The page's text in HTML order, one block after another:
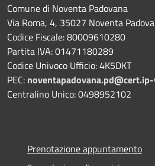
Comune di Noventa Padovana
Via Roma, 4, 35027 Noventa
Codice Fiscale: 80009610280
Partita IVA: 01471180289
Codice Univoco Ufficio: 4K5DKT
PEC:
Centralino Unico: 0498952102
Prenotazione appuntamento